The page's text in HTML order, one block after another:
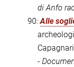
di Anfo
90:Alle
-